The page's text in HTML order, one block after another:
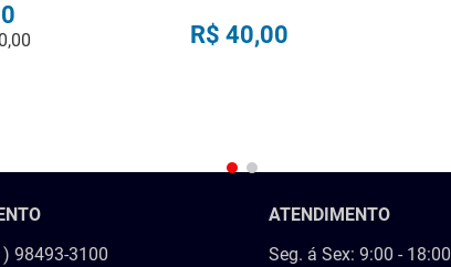
,00 R$ 40,00
98493-3100
ATENDIMENTO
Seg. á Sex: 9:00 - 18:00